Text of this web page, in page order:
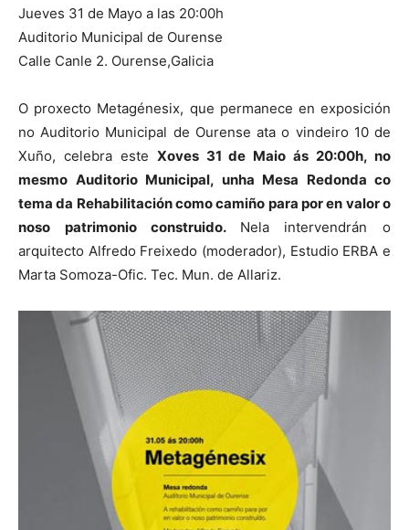
Jueves 31 de Mayo a las 20:00h
Auditorio Municipal de Ourense
Calle Canle 2. Ourense,Galicia
O proxecto Metagénesix, que permanece en exposición
no Auditorio Municipal de Ourense ata o vindeiro 10 de
Xuño, celebra este Xoves 31 de Maio ás 20:00h, no
mesmo Auditorio Municipal, unha Mesa Redonda co
tema da Rehabilitación como camiño para por en valor o
noso patrimonio construido. Nela intervendrán o
arquitecto Alfredo Freixedo (moderador), Estudio ERBA e
Marta Somoza-Ofic. Tec. Mun. de Allariz.